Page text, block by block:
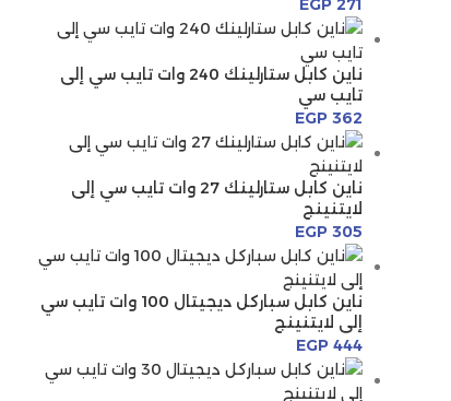
EGP271
ناين كابل ستارلينك 240 وات تايب سي إلى
تايب سي
EGP362
ناين كابل ستارلينك 27 وات تايب سي إلى
لايتنينج
EGP305
ناين كابل سباركل ديجيتال 100 وات تايب سي
إلى لايتنينج
EGP444